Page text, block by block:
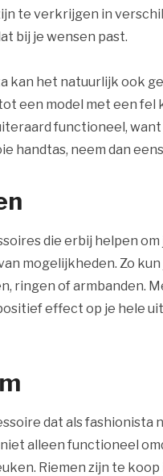
te verkrijgen in
bij je wensen past.
kan het natuurlijk ook
een model met een
functioneel,
handtas, neem dan
die erbij helpen
mogelijkheden. Zo
ringen of armbanden.
effect op je hele
dat als fashionista
alleen functioneel
Riemen zijn te